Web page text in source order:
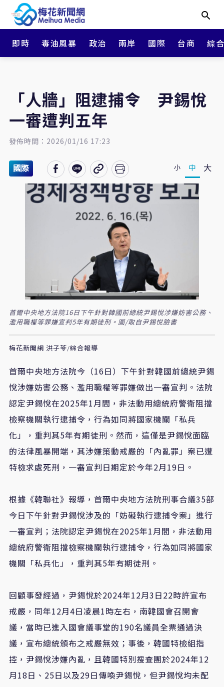
即時 毒油風暴 政治 兩岸 國際 台商 綜
「人牆」阻逮捕令 尹錫悅
一審遭判五年
發佈時間：2026/01/16 17:23
國際 小 中 大
首爾中央地方法院16日下午針對韓國前總統尹錫悅涉嫌妨害公務、
濫用職權等罪嫌宣判5年有期徒刑。圖/取自尹錫悅臉書
梅花新聞網 洪子苓/綜合報導
首爾中央地方法院今（16日）下午針對韓國前總統尹錫
悅涉嫌妨害公務、濫用職權等罪嫌做出一審宣判。法院
認定尹錫悅在2025年1月間，非法動用總統府警衛阻擋
檢察機關執行逮捕令，行為如同將國家機關「私兵
化」，重判其5年有期徒刑。然而，這僅是尹錫悅面臨
的法律風暴開端，其涉嫌策動戒嚴的「內亂罪」案已遭
特檢求處死刑，一審宣判日期定於今年2月19日。
根據《韓聯社》報導，首爾中央地方法院刑事合議35部
今日下午針對尹錫悅涉及的「妨礙執行逮捕令案」進行
一審宣判；法院認定尹錫悅在2025年1月間，非法動用
總統府警衛阻擋檢察機關執行逮捕令，行為如同將國家
機關「私兵化」，重判其5年有期徒刑。
回顧事發經過，尹錫悅於2024年12月3日22時許宣布
戒嚴，同年12月4日凌晨1時左右，南韓國會召開會
議，當時已進入國會議事堂的190名議員全票通過決
議，宣布總統頒布之戒嚴無效；事後，韓國特檢組指
控，尹錫悅涉嫌內亂，且韓國特別搜查團於2024年12
月18日、25日以及29日傳喚尹錫悅，但尹錫悅均未配